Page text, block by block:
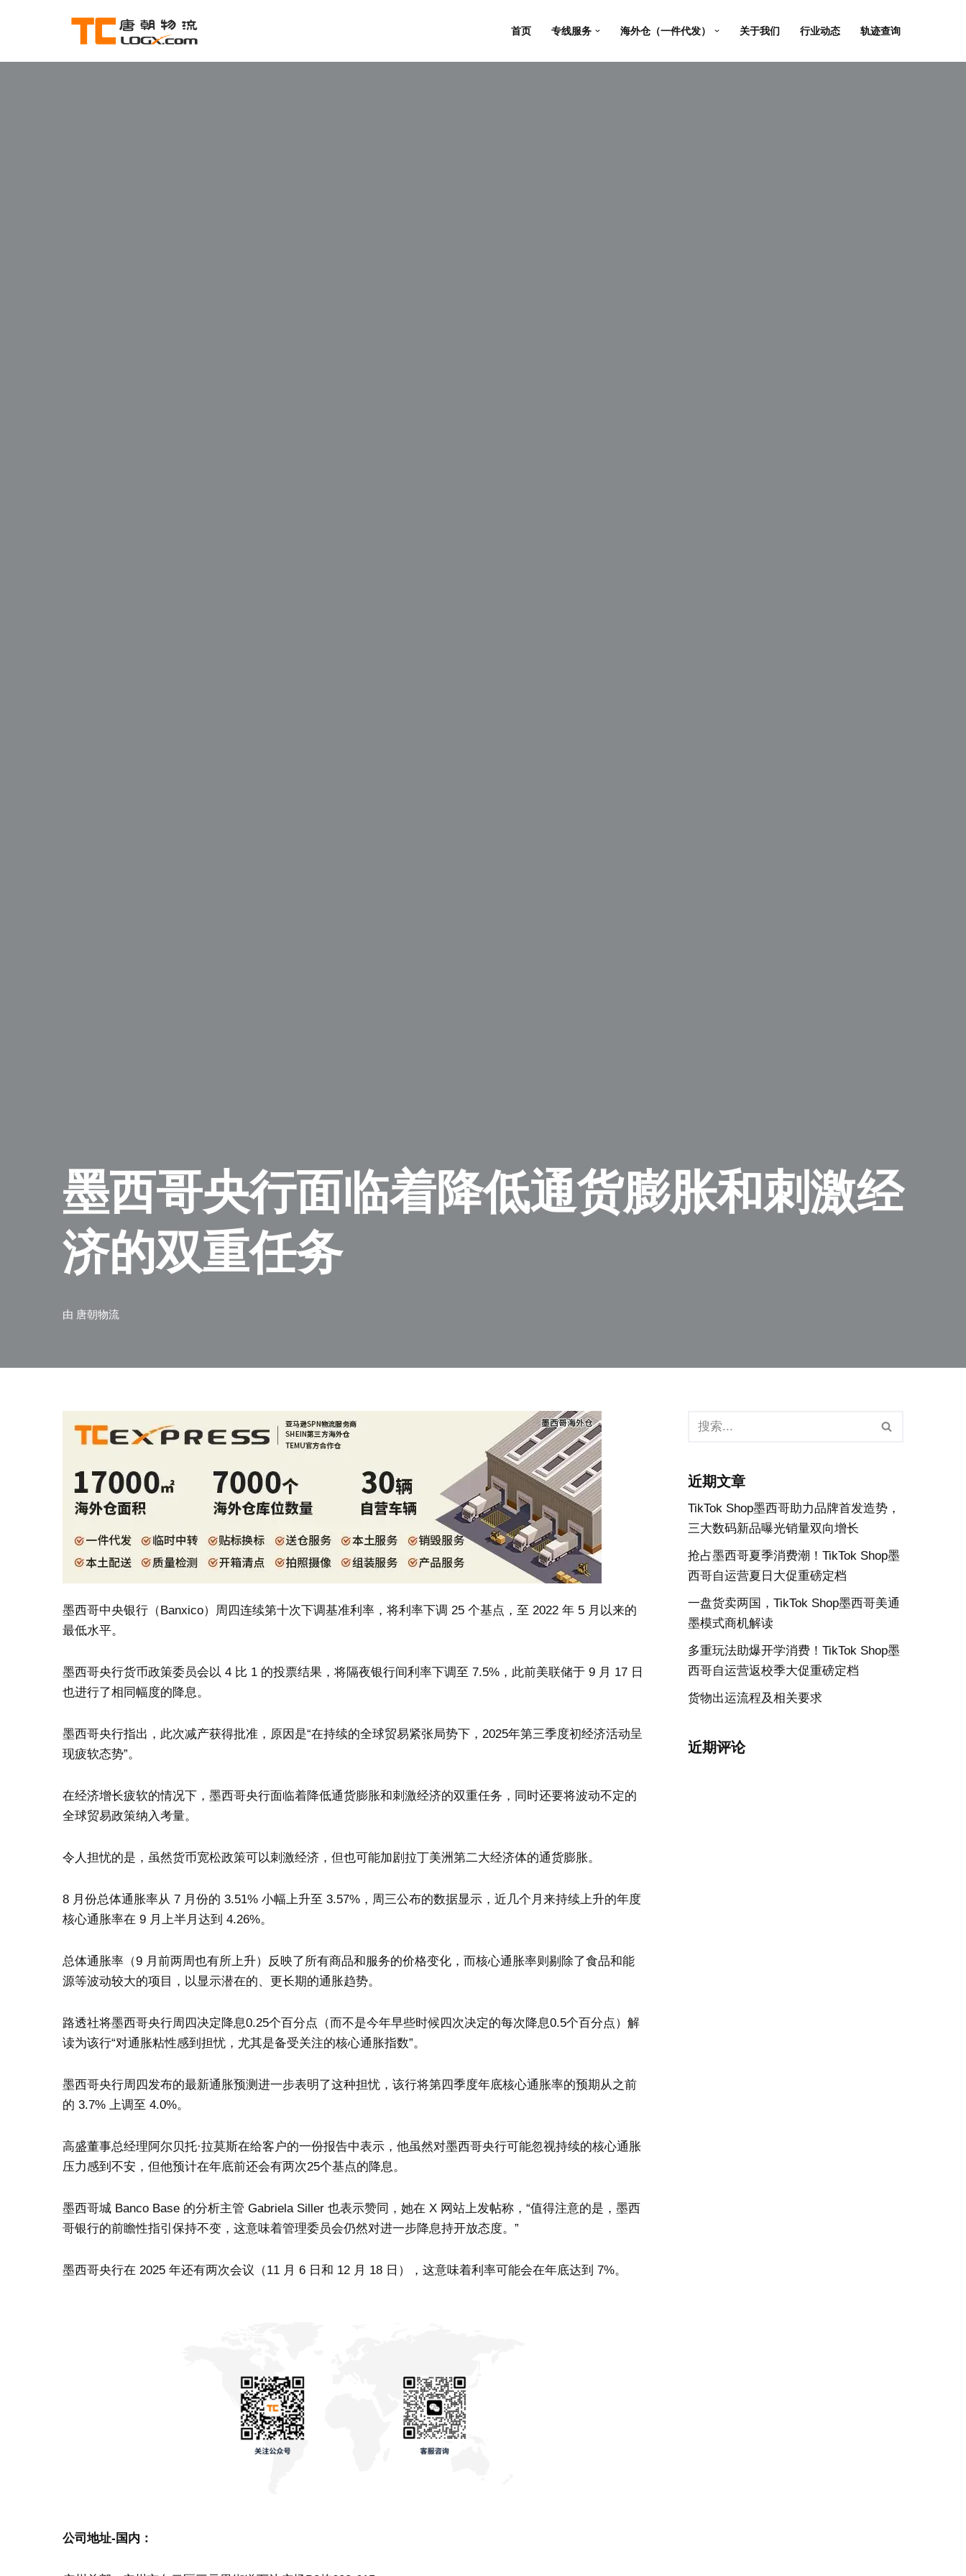
至
首页 专线服务 海外仓（一件代发） 关于我们 行业动态 轨迹查询
墨西哥央行面临着降低通货膨胀和刺激经
济的双重任务
由 唐朝物流
墨西哥中央银行（Banxico）周四连续第十次下调基准利率，将利率下调 25 个基点，至 2022 年 5 月以来的
最低水平。
墨西哥央行货币政策委员会以 4 比 1 的投票结果，将隔夜银行间利率下调至 7.5%，此前美联储于 9 月 17 日
也进行了相同幅度的降息。
墨西哥央行指出，此次减产获得批准，原因是“在持续的全球贸易紧张局势下，2025年第三季度初经济活动呈
现疲软态势”。
在经济增长疲软的情况下，墨西哥央行面临着降低通货膨胀和刺激经济的双重任务，同时还要将波动不定的
全球贸易政策纳入考量。
令人担忧的是，虽然货币宽松政策可以刺激经济，但也可能加剧拉丁美洲第二大经济体的通货膨胀。
8 月份总体通胀率从 7 月份的 3.51% 小幅上升至 3.57%，周三公布的数据显示，近几个月来持续上升的年度
核心通胀率在 9 月上半月达到 4.26%。
总体通胀率（9 月前两周也有所上升）反映了所有商品和服务的价格变化，而核心通胀率则剔除了食品和能
源等波动较大的项目，以显示潜在的、更长期的通胀趋势。
路透社将墨西哥央行周四决定降息0.25个百分点（而不是今年早些时候四次决定的每次降息0.5个百分点）解
读为该行“对通胀粘性感到担忧，尤其是备受关注的核心通胀指数”。
墨西哥央行周四发布的最新通胀预测进一步表明了这种担忧，该行将第四季度年底核心通胀率的预期从之前
的 3.7% 上调至 4.0%。
高盛董事总经理阿尔贝托·拉莫斯在给客户的一份报告中表示，他虽然对墨西哥央行可能忽视持续的核心通胀
压力感到不安，但他预计在年底前还会有两次25个基点的降息。
墨西哥城 Banco Base 的分析主管 Gabriela Siller 也表示赞同，她在 X 网站上发帖称，“值得注意的是，墨西
哥银行的前瞻性指引保持不变，这意味着管理委员会仍然对进一步降息持开放态度。”
墨西哥央行在 2025 年还有两次会议（11 月 6 日和 12 月 18 日），这意味着利率可能会在年底达到 7%。
公司地址-国内：
近期文章
TikTok Shop墨西哥助力品牌首发造势，
三大数码新品曝光销量双向增长
抢占墨西哥夏季消费潮！TikTok Shop墨
西哥自运营夏日大促重磅定档
一盘货卖两国，TikTok Shop墨西哥美通
墨模式商机解读
多重玩法助爆开学消费！TikTok Shop墨
西哥自运营返校季大促重磅定档
货物出运流程及相关要求
近期评论